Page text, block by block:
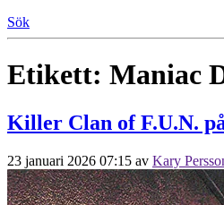
Sök
Etikett: Maniac
Killer Clan of F.U.N.
23 januari 2026 07:15 av Kary